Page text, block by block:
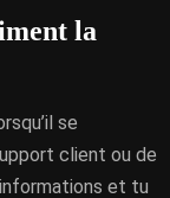
la
se
client ou de
et tu